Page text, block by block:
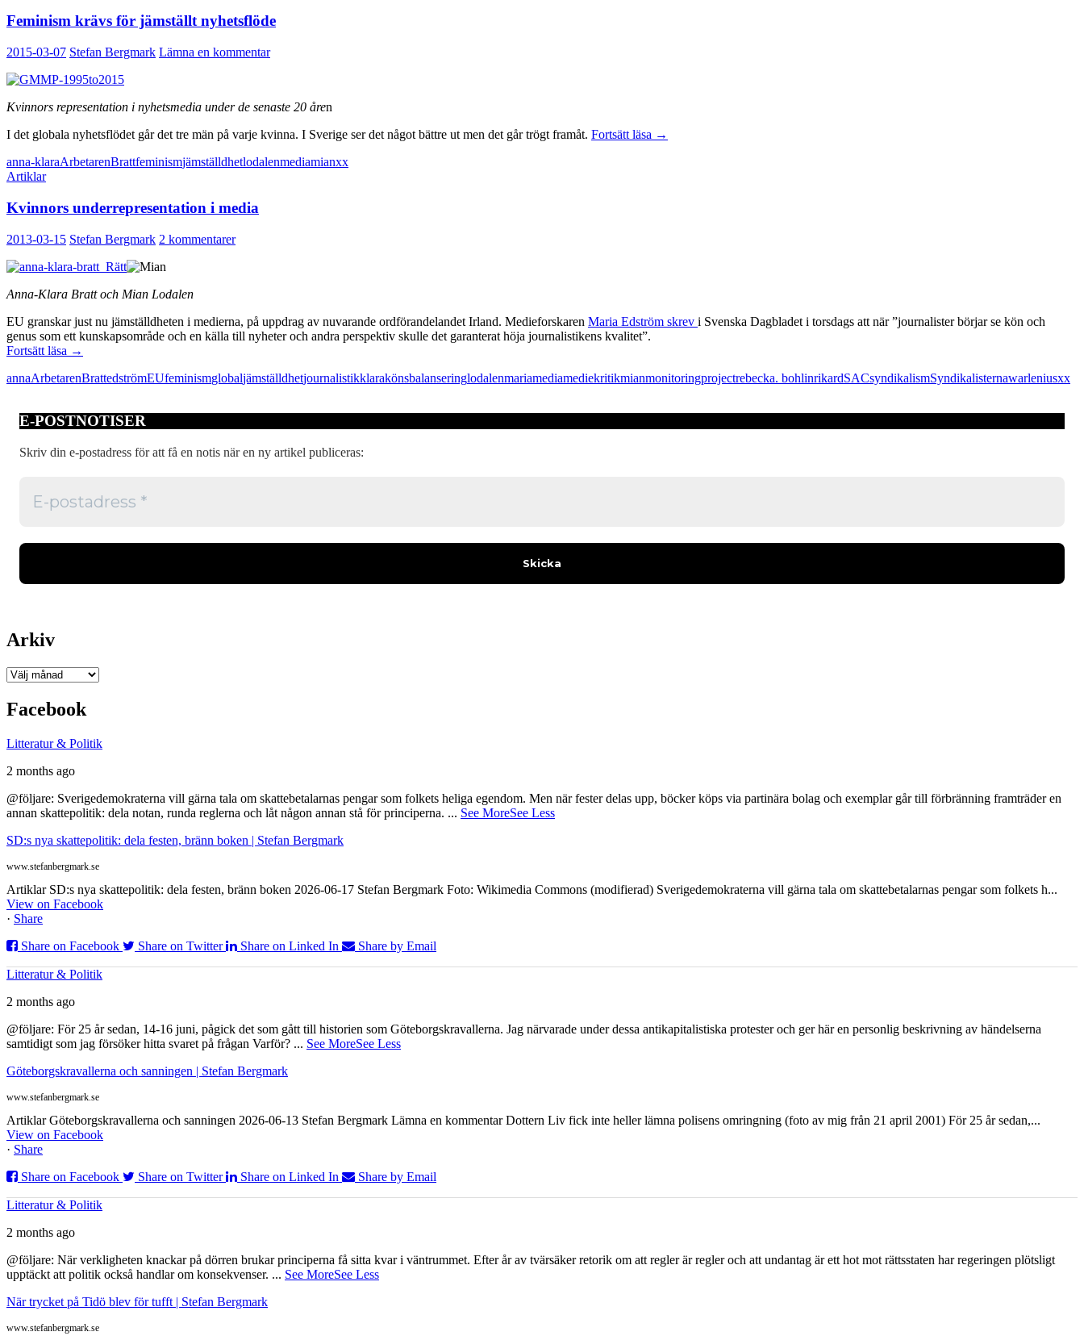
Feminism krävs för jämställt nyhetsflöde
2015-03-07 Stefan Bergmark Lämna en kommentar
Kvinnors representation i nyhetsmedia under de senaste 20 åren
I det globala nyhetsflödet går det tre män på varje kvinna. I Sverige ser det något bättre ut men det går trögt framåt. Fortsätt läsa Feminism
→
anna-klaraArbetarenBrattfeminismjämställdhetlodalenmediamianxx
Artiklar
Kvinnors underrepresentation i media
2013-03-15 Stefan Bergmark 2 kommentarer
Anna-Klara Bratt och Mian Lodalen
EU granskar just nu jämställdheten i medierna, på uppdrag av nuvarande ordförandelandet Irland. Medieforskaren Maria Edström skrev i Svenska Dagbladet i torsdags att när ”journalister börjar se kön och
genus som ett kunskapsområde och en källa till nyheter och andra perspektiv skulle det garanterat höja journalistikens kvalitet”.
Fortsätt läsa Kvinnors
i
→
annaArbetarenBrattedströmEUfeminismglobaljämställdhetjournalistikklarakönsbalanseringlodalenmariamediamediekritikmianmonitoringprojectrebecka. bohlinrikardSACsyndikalismSyndikalisternawarleniusxx
E-POSTNOTISER
Skriv din e-postadress för att få en notis när en ny artikel publiceras:
Arkiv
Arkiv
Facebook
Litteratur & Politik
2 months ago
@följare: Sverigedemokraterna vill gärna tala om skattebetalarnas pengar som folkets heliga egendom. Men när fester delas upp, böcker köps via partinära bolag och exemplar går till förbränning framträder en
annan skattepolitik: dela notan, runda reglerna och låt någon annan stå för principerna. ... See MoreSee Less
SD:s nya skattepolitik: dela festen, bränn boken | Stefan Bergmark
www.stefanbergmark.se
Artiklar SD:s nya skattepolitik: dela festen, bränn boken 2026-06-17 Stefan Bergmark Foto: Wikimedia Commons (modifierad) Sverigedemokraterna vill gärna tala om skattebetalarnas pengar som folkets h...
View on Facebook
· Share
Share on Facebook
Share on Twitter Share on Linked In Share by Email
Litteratur & Politik
2 months ago
@följare: För 25 år sedan, 14-16 juni, pågick det som gått till historien som Göteborgskravallerna. Jag närvarade under dessa antikapitalistiska protester och ger här en personlig beskrivning av händelserna
samtidigt som jag försöker hitta svaret på frågan Varför? ... See MoreSee Less
Göteborgskravallerna och sanningen | Stefan Bergmark
www.stefanbergmark.se
Artiklar Göteborgskravallerna och sanningen 2026-06-13 Stefan Bergmark Lämna en kommentar Dottern Liv fick inte heller lämna polisens omringning (foto av mig från 21 april 2001) För 25 år sedan,...
View on Facebook
· Share
Share on Facebook
Share on Twitter Share on Linked In Share by Email
Litteratur & Politik
2 months ago
@följare: När verkligheten knackar på dörren brukar principerna få sitta kvar i väntrummet. Efter år av tvärsäker retorik om att regler är regler och att undantag är ett hot mot rättsstaten har regeringen plötsligt
upptäckt att politik också handlar om konsekvenser. ... See MoreSee Less
När trycket på Tidö blev för tufft | Stefan Bergmark
www.stefanbergmark.se